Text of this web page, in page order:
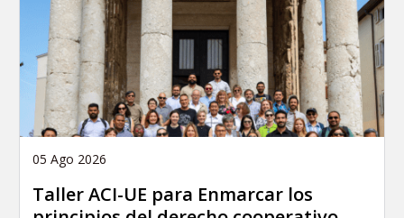
05 Ago 2026
Taller ACI-UE para Enmarcar los